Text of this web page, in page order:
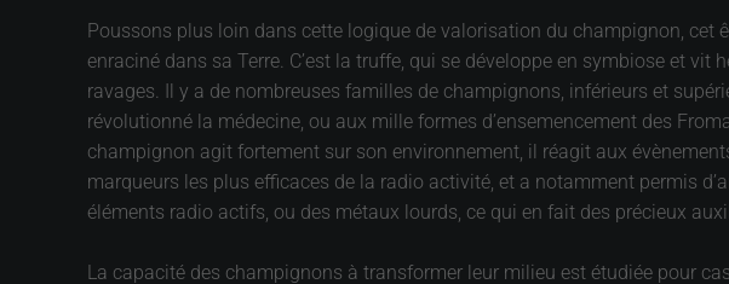
Poussons plus loin dans cette logique de valorisation du champignon, cet
enraciné dans sa Terre. C’est la truffe, qui se développe en symbiose et
ravages. Il y a de nombreuses familles de champignons, inférieurs et
révolutionné la médecine, ou aux mille formes d’ensemencement des
champignon agit fortement sur son environnement, il réagit aux
marqueurs les plus efficaces de la radio activité, et a notamment permis
éléments radio actifs, ou des métaux lourds, ce qui en fait des précieux
La capacité des champignons à transformer leur milieu est étudiée pour